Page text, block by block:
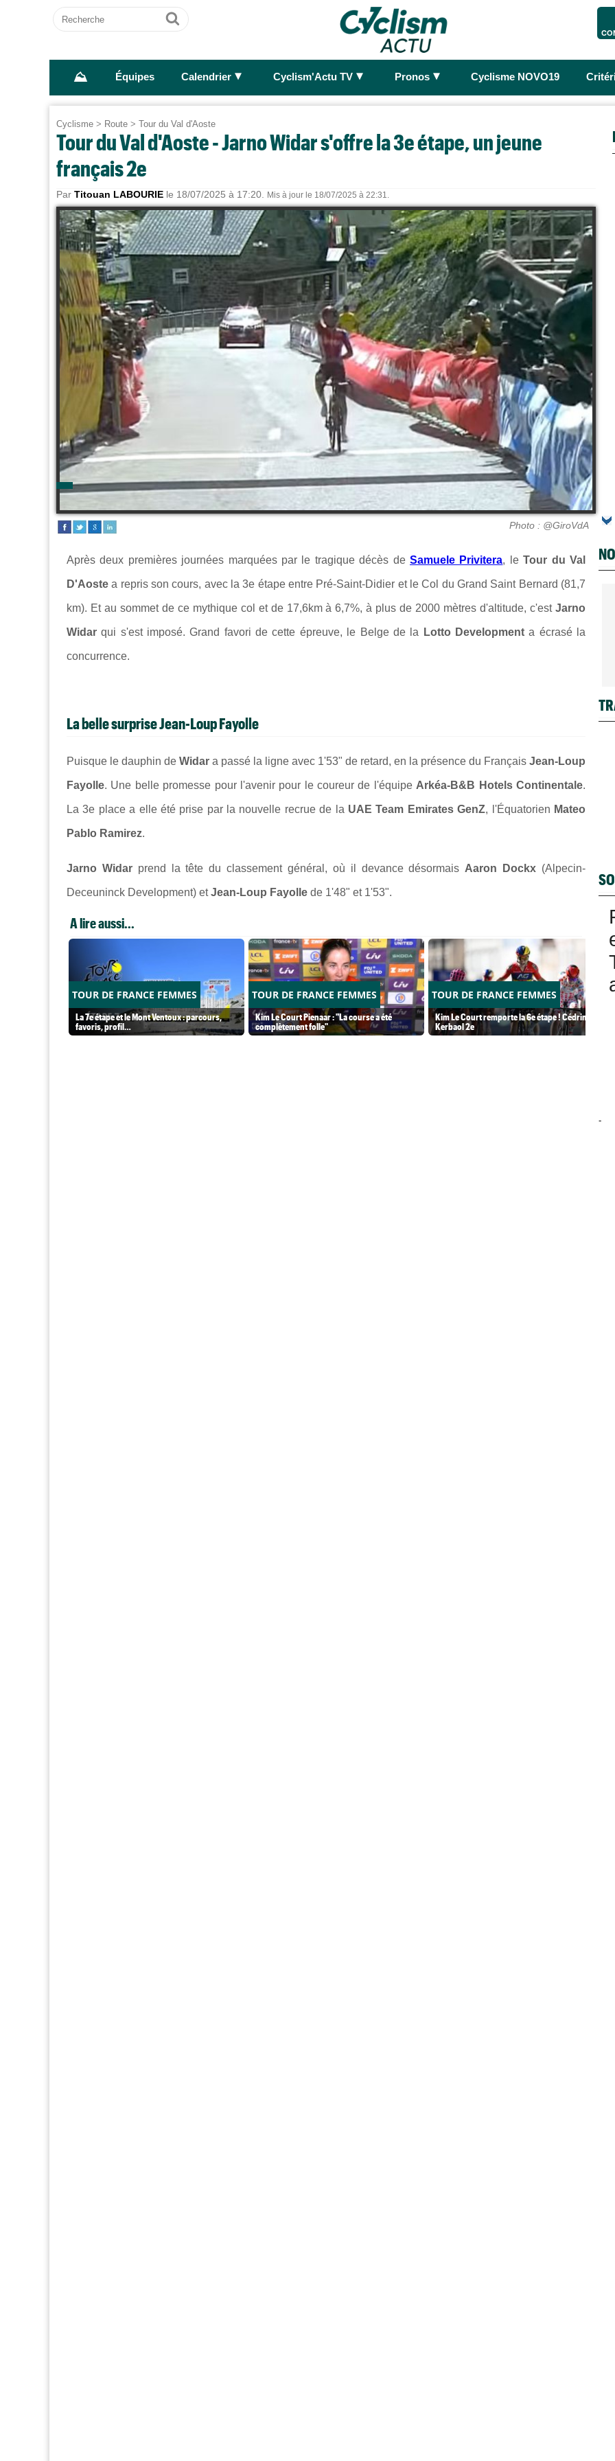
Recherche
Ok
⛰ Équipes Calendrier ► Cyclism'Actu TV ► Pronos ► Cyclisme NOVO19
Cyclisme > Route > Tour du Val d'Aoste
Tour du Val d'Aoste - Jarno Widar s'offre la 3e étape, un jeune
français 2e
Par Titouan LABOURIE le 18/07/2025 à 17:20. Mis à jour le 18/07/2025 à 22:31.
Photo : @GiroVdA
Après deux premières journées marquées par le tragique décès de Samuele Privitera, leTour du Val
D'Aoste a repris son cours, avec la 3e étape entre Pré-Saint-Didier et le Col du Grand Saint Bernard (81,7
km). Et au sommet de ce mythique col et de 17,6km à 6,7%, à plus de 2000 mètres d'altitude, c'estJarno
Widarqui s'est imposé. Grand favori de cette épreuve, le Belge de la Lotto Developmenta écrasé la
concurrence.
La belle surpriseJean-Loup Fayolle
Puisque le dauphin de Widar a passé la ligne avec 1'53" de retard, en la présence du Français Jean-Loup
Fayolle. Une belle promesse pour l'avenir pour le coureur de l'équipe Arkéa-B&B Hotels Continentale.
La 3e place a elle été prise par la nouvelle recrue de la UAE Team Emirates GenZ, l'Équatorien Mateo
Pablo Ramirez.
Jarno Widarprend la tête du classement général, où il devance désormais Aaron Dockx (Alpecin-
Deceuninck Development) etJean-Loup Fayolle de 1'48" et 1'53".
A lire aussi...
TOUR DE FRANCE FEMMES
La 7e étape et le Mont Ventoux : parcours,
favoris, profil…
TOUR DE FRANCE FEMMES
Kim Le Court Pienaar : "La course a été
complètement folle"
TOUR DE FRANCE FEMMES
Kim Le Court remporte la 6e étape ! Cédrine
Kerbaol 2e
-